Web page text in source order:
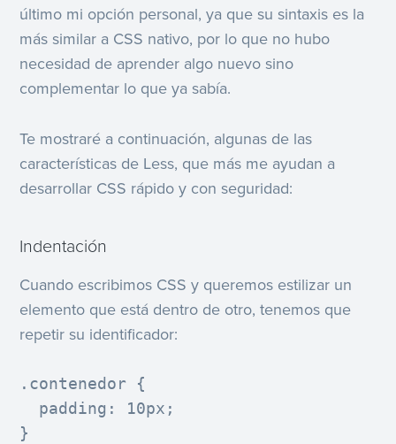
último mi opción personal, ya que su sintaxis es la
más similar a CSS nativo, por lo que no hubo
necesidad de aprender algo nuevo sino
complementar lo que ya sabía.
Te mostraré a continuación, algunas de las
características de Less, que más me ayudan a
desarrollar CSS rápido y con seguridad:
Indentación
Cuando escribimos CSS y queremos estilizar un
elemento que está dentro de otro, tenemos que
repetir su identificador:
.contenedor {
  padding: 10px;
}